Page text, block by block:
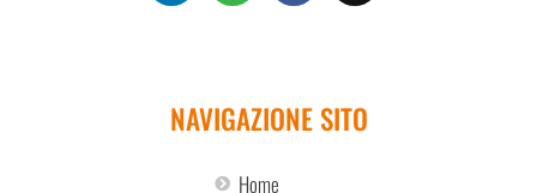
NAVIGAZIONE SITO
Home